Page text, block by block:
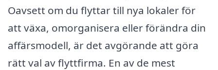
Oavsett om du flyttar till nya lokaler för
att växa, omorganisera eller förändra din
affärsmodell, är det avgörande att göra
rätt val av flyttfirma. En av de mest